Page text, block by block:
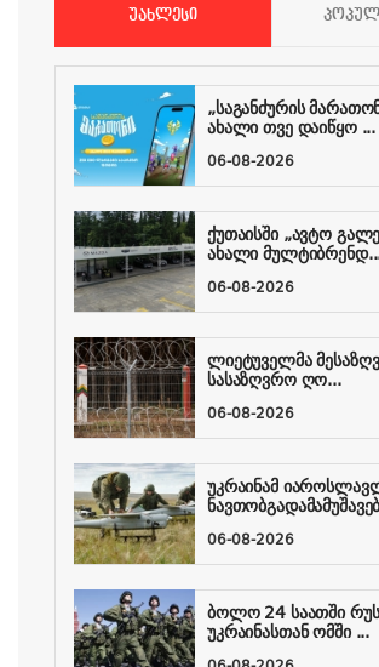
ᲣᲐᲮᲚᲔᲡᲘ
„საგანძურის
ახალი თვე დაიწყო ...
06-08-2026
ქუთაისში „ავტო
ახალი
06-08-2026
ლიეტუველმა
სასაზღვრო ღო...
06-08-2026
უკრაინამ
06-08-2026
ბოლო 24 საათში
უკრაინასთან ომში ...